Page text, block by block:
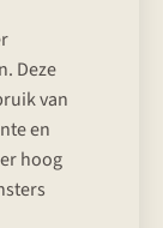
Deze
van
en
hoog